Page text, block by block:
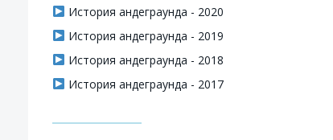
История андеграунда - 2020
История андеграунда - 2019
История андеграунда - 2018
История андеграунда - 2017